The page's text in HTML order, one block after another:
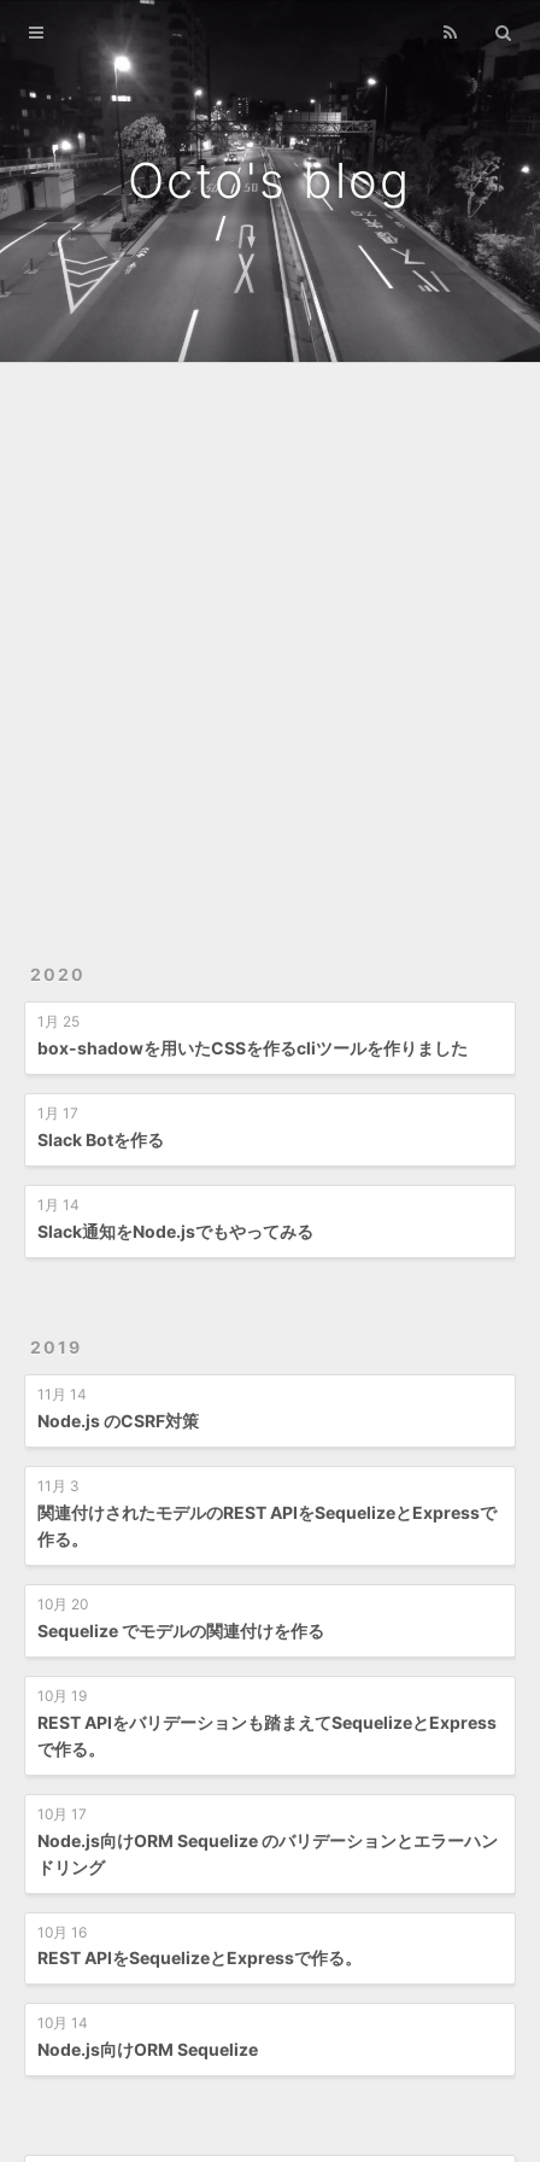
Octo's blog
2020
1月 25
box-shadowを用いたCSSを作るcliツールを作りました
1月 17
Slack Botを作る
1月 14
Slack通知をNode.jsでもやってみる
2019
11月 14
Node.js のCSRF対策
11月 3
関連付けされたモデルのREST APIをSequelizeとExpressで
作る。
10月 20
Sequelize でモデルの関連付けを作る
10月 19
REST APIをバリデーションも踏まえてSequelizeとExpress
で作る。
10月 17
Node.js向けORM Sequelize のバリデーションとエラーハン
ドリング
10月 16
REST APIをSequelizeとExpressで作る。
10月 14
Node.js向けORM Sequelize
Home
Archives